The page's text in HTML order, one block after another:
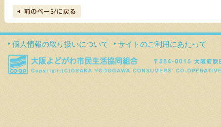
個人情報の取り扱いについて サイトのご利用にあたって